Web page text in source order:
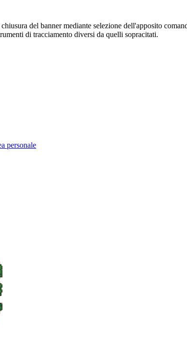
del banner mediante selezione dell'apposito
di tracciamento diversi da quelli sopracitati.
personale